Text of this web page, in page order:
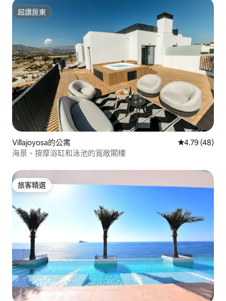
超讚房東
超讚房東
Villajoyosa的公寓 從 48 則評價
4.79 (48)
海景、按摩浴缸和泳池的寬敞閣樓
旅客精選
旅客精選